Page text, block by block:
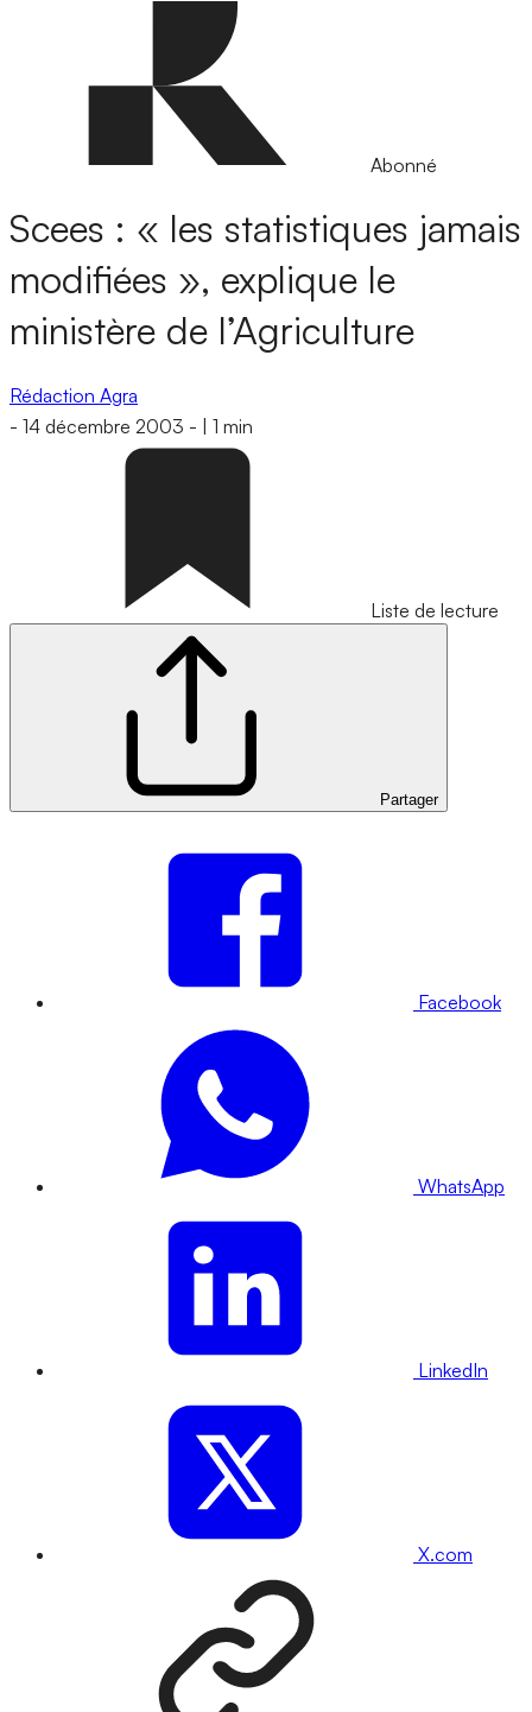
Abonné
Scees : « les statistiques jamais
modifiées », explique le
ministère de l’Agriculture
Rédaction Agra
- 14 décembre 2003 - 1 min
Liste de lecture
Partager
Facebook
WhatsApp
LinkedIn
X.com